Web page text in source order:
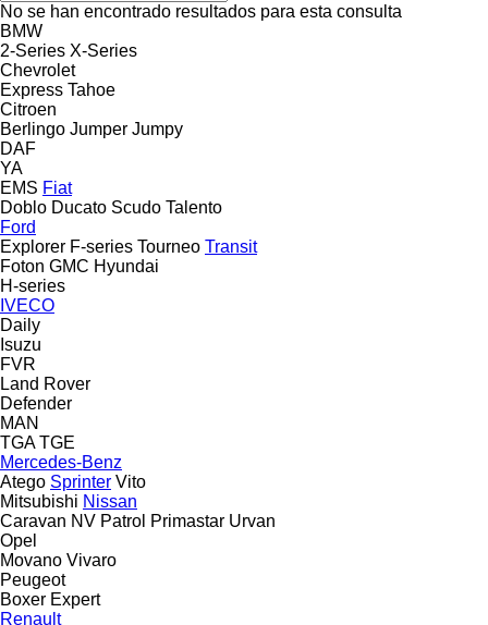
No se han encontrado resultados para esta consulta
BMW
2-Series X-Series
Chevrolet
Express Tahoe
Citroen
Berlingo Jumper Jumpy
DAF
YA
EMS Fiat
Doblo Ducato Scudo Talento
Ford
Explorer F-series Tourneo Transit
Foton GMC Hyundai
H-series
IVECO
Daily
Isuzu
FVR
Land Rover
Defender
MAN
TGA TGE
Mercedes-Benz
Atego Sprinter Vito
Mitsubishi Nissan
Caravan NV Patrol Primastar Urvan
Opel
Movano Vivaro
Peugeot
Boxer Expert
Renault